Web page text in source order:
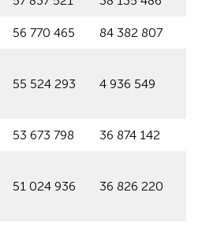
56 770 465 84 382 807
55 524 293 4 936 549
53 673 798 36 874 142
51 024 936 36 826 220